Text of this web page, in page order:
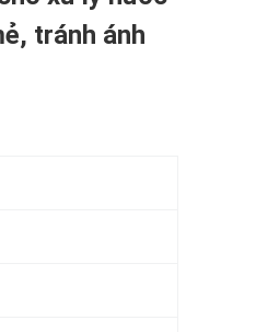
tránh ánh